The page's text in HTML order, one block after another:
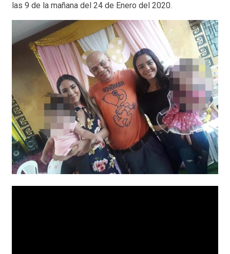
las 9 de la mañana del 24 de Enero del 2020.